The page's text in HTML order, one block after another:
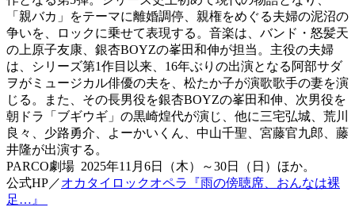
「親バカ」をテーマに離婚調停、親権をめぐる夫婦の泥沼の
争いを、ロックに乗せて表現する。音楽は、バンド・怒髪天
の上原子友康、銀杏BOYZの峯田和伸が担当。主役の夫婦
は、シリーズ第1作目以来、16年ぶりの出演となる阿部サダ
ヲがミュージカル俳優の夫を、松たか子が演歌歌手の妻を演
じる。また、その長男役を銀杏BOYZの峯田和伸、次男役を
朝ドラ「ブギウギ」の黒崎煌代が演じ、他に三宅弘城、荒川
良々、少路勇介、よーかいくん、中山千聖、宮藤官九郎、藤
井隆が出演する。
PARCO劇場 2025年11月6日（木）～30日（日）ほか。
公式HP／オカタイロックオペラ『雨の傍聴席、おんなは裸
足…』